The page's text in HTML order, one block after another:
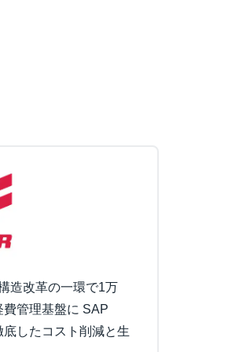
造改革の一環で1万
管理基盤に SAP
したコスト削減と生